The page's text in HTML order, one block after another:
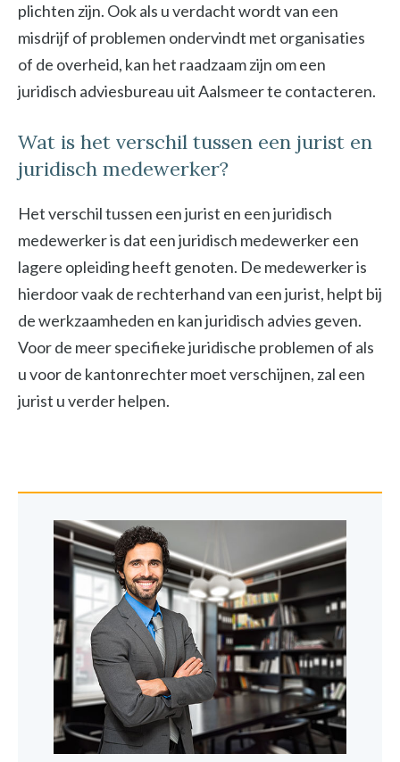
plichten zijn. Ook als u verdacht wordt van een
misdrijf of problemen ondervindt met organisaties
of de overheid, kan het raadzaam zijn om een
juridisch adviesbureau uit Aalsmeer te contacteren.
Wat is het verschil tussen een jurist en
juridisch medewerker?
Het verschil tussen een jurist en een juridisch
medewerker is dat een juridisch medewerker een
lagere opleiding heeft genoten. De medewerker is
hierdoor vaak de rechterhand van een jurist, helpt bij
de werkzaamheden en kan juridisch advies geven.
Voor de meer specifieke juridische problemen of als
u voor de kantonrechter moet verschijnen, zal een
jurist u verder helpen.